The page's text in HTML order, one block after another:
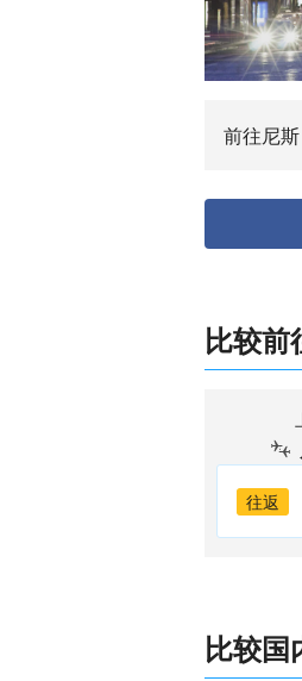
前往尼
比较前
往返
比较国